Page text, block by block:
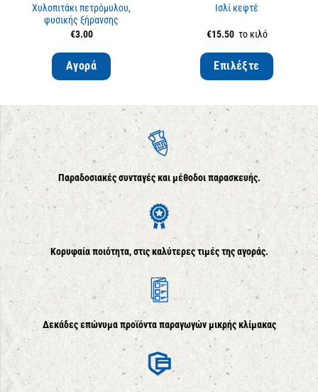
Χυλοπιτάκι πετρόμυλου,
φυσικής ξήρανσης
€3.00
Αγορά
Ισλί κεφτέ
€15.50το κιλό
Επιλέξτε
Παραδοσιακές συνταγές και μέθοδοι παρασκευής.
Κορυφαία ποιότητα, στις καλύτερες τιμές της αγοράς.
Δεκάδες επώνυμα προϊόντα παραγωγών μικρής κλίμακας